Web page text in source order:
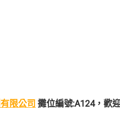
限公司 攤位編號:A124，歡